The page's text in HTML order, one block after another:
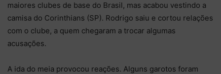
maiores clubes de base do Brasil, mas acabou vestindo a
camisa do Corinthians (SP). Rodrigo saiu e cortou relações
com o clube, a quem chegaram a trocar algumas
acusações.
A ida do meia provocou reações. Alguns garotos foram